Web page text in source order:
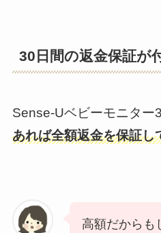
30日間の返金保証が
Sense-Uベビーモニター
あれば全額返金を保証し
高額だからも